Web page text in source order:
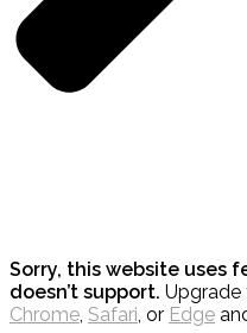
Sorry, this website uses
doesn’t support. Upgrade
Chrome Safari , or Edge